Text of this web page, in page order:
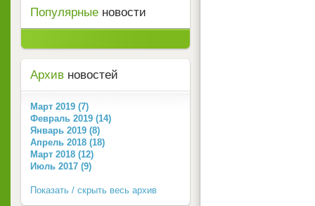
Популярные новости
Архив новостей
Март 2019 (7)
Февраль 2019 (14)
Январь 2019 (8)
Апрель 2018 (18)
Март 2018 (12)
Июль 2017 (9)
Показать / скрыть весь архив